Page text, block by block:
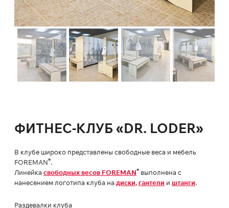
ФИТНЕС-КЛУБ «DR. LODER»
В клубе широко представлены свободные веса и мебель
FOREMAN®.
Линейка свободных весов FOREMAN® выполнена с
нанесением логотипа клуба на диски, гантели и штанги.
Раздевалки клуба